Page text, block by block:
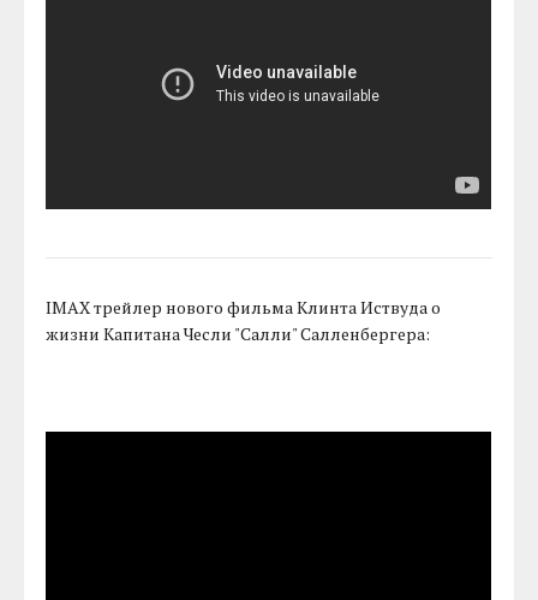
IMAX трейлер нового фильма Клинта Иствуда о
жизни Капитана Чесли "Салли" Салленбергера: